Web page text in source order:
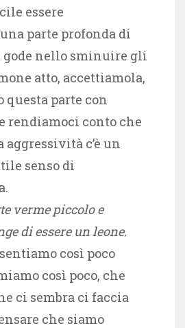
essere
parte profonda di
gode nello sminuire gli
atto, accettiamola,
questa parte con
rendiamoci conto che
c’è un
senso di
verme piccolo e
di essere un leone.
così poco
così poco, che
ci sembra ci faccia
che siamo